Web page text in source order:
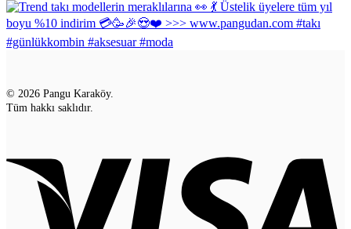
© 2026 Pangu Karaköy.
Tüm hakkı saklıdır.